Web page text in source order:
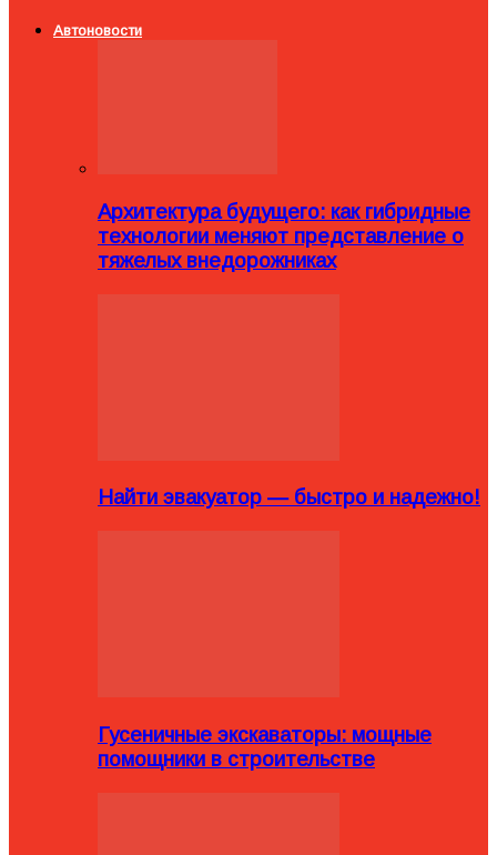
Автоновости
Архитектура будущего: как гибридные
технологии меняют представление о
тяжелых внедорожниках
Найти эвакуатор — быстро и надежно!
Гусеничные экскаваторы: мощные
помощники в строительстве